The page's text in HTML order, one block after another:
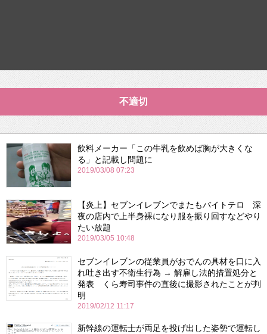
不適切
飲料メーカー「この牛乳を飲めば胸が大きくな
る」と記載し問題に
2019/03/08 07:23
【炎上】セブンイレブンでまたもバイトテロ 深
夜の店内で上半身裸になり服を振り回すなどやり
たい放題
2019/03/05 10:48
セブンイレブンの従業員がおでんの具材を口に入
れ吐き出す不衛生行為 → 解雇し法的措置処分と
発表 くら寿司事件の直後に撮影されたことが判
明
2019/02/12 11:17
新幹線の運転士が両足を投げ出した姿勢で運転し